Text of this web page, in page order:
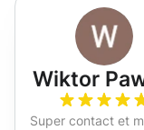
Wiktor
Super contact et